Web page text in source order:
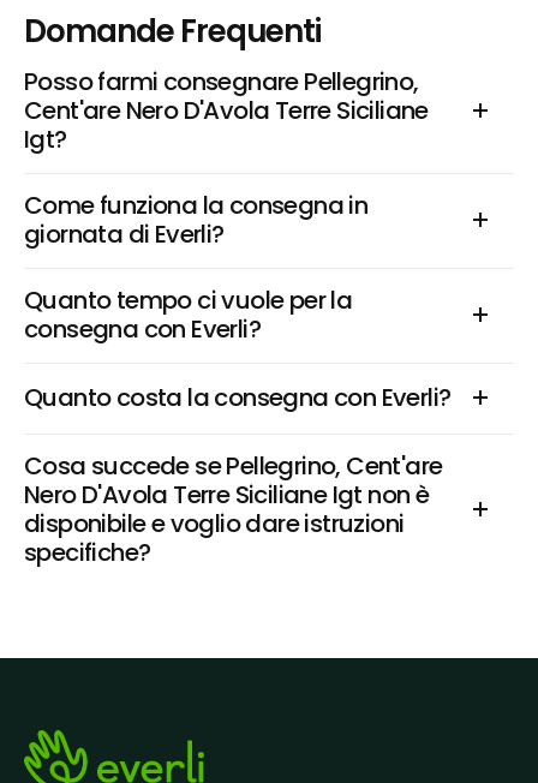
Domande Frequenti
Posso farmi consegnare Pellegrino,
Cent'are Nero D'Avola Terre Siciliane
Igt?
Come funziona la consegna in
giornata di Everli?
Quanto tempo ci vuole per la
consegna con Everli?
Quanto costa la consegna con Everli?
Cosa succede se Pellegrino, Cent'are
Nero D'Avola Terre Siciliane Igt non è
disponibile e voglio dare istruzioni
specifiche?